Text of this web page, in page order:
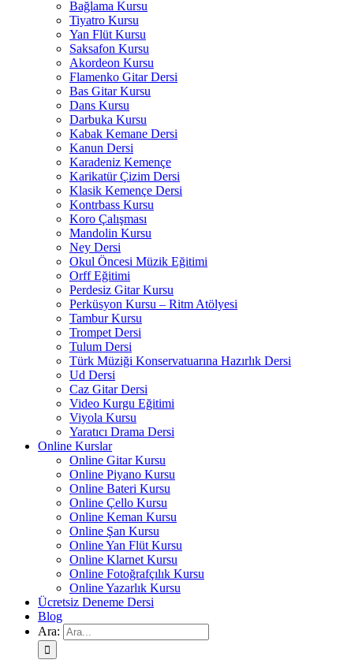
Bağlama Kursu
Tiyatro Kursu
Yan Flüt Kursu
Saksafon Kursu
Akordeon Kursu
Flamenko Gitar Dersi
Bas Gitar Kursu
Dans Kursu
Darbuka Kursu
Kabak Kemane Dersi
Kanun Dersi
Karadeniz Kemençe
Karikatür Çizim Dersi
Klasik Kemençe Dersi
Kontrbass Kursu
Koro Çalışması
Mandolin Kursu
Ney Dersi
Okul Öncesi Müzik Eğitimi
Orff Eğitimi
Perdesiz Gitar Kursu
Perküsyon Kursu – Ritm Atölyesi
Tambur Kursu
Trompet Dersi
Tulum Dersi
Türk Müziği Konservatuarına Hazırlık Dersi
Ud Dersi
Caz Gitar Dersi
Video Kurgu Eğitimi
Viyola Kursu
Yaratıcı Drama Dersi
Online Kurslar
Online Gitar Kursu
Online Piyano Kursu
Online Bateri Kursu
Online Çello Kursu
Online Keman Kursu
Online Şan Kursu
Online Yan Flüt Kursu
Online Klarnet Kursu
Online Fotoğrafçılık Kursu
Online Yazarlık Kursu
Ücretsiz Deneme Dersi
Blog
Ara: